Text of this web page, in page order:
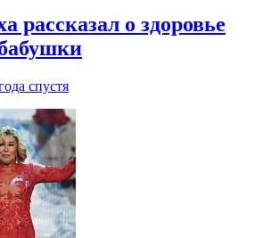
рассказал о здоровье
спустя